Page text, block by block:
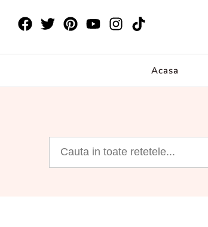
Acasa